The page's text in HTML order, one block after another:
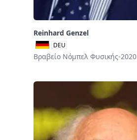
Reinhard Genzel
DEU
Βραβείο Νόμπελ Φυσικής-2020